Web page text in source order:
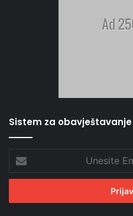
Sistem za obavještavanje
Email
adresu